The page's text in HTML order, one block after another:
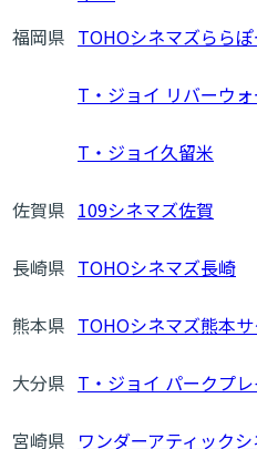
福岡県 TOHOシネマズらら
T・ジョイ リバーウ
T・ジョイ久留米
佐賀県 109シネマズ佐賀
長崎県 TOHOシネマズ長崎
熊本県 TOHOシネマズ熊本
大分県 T・ジョイ パークプ
宮崎県 ワンダーアティック